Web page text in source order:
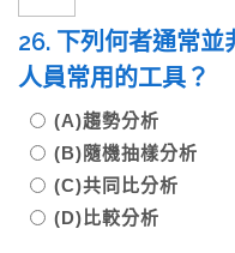
26. 下列何者通常並
人員常用的工具？
(A)趨勢分析
(B)隨機抽樣分析
(C)共同比分析
(D)比較分析